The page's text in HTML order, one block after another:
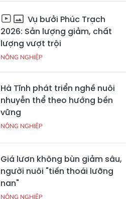
Vụ bưởi Phúc Trạch
2026: Sản lượng giảm, chất
lượng vượt trội
NÔNG NGHIỆP
Hà Tĩnh phát triển nghề nuôi
nhuyễn thể theo hướng bền
vững
NÔNG NGHIỆP
Giá lươn không bùn giảm sâu,
người nuôi "tiến thoái lưỡng
nan"
NÔNG NGHIỆP